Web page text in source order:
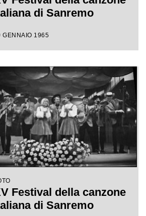
di Sanremo
GENNAIO 1965
Festival della canzone
di Sanremo